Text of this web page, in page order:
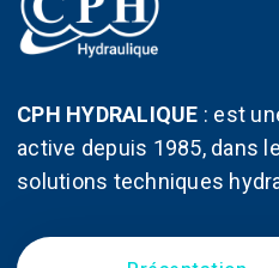
CPH HYDRALIQUE : est
active depuis 1985, dans
solutions techniques